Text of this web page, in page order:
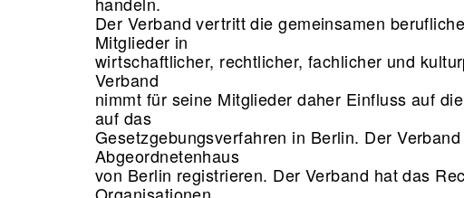
Der Verband vertritt die gemeinsamen
Mitglieder in
wirtschaftlicher, rechtlicher, fachlicher und
Verband
nimmt für seine Mitglieder daher Einfluss auf
auf das
Gesetzgebungsverfahren in Berlin. Der
Abgeordnetenhaus
von Berlin registrieren. Der Verband hat das